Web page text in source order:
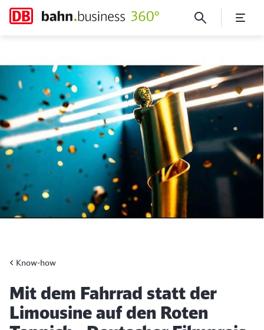
Know-how
Artikel:
Mit dem Fahrrad statt der
Limousine auf den Roten